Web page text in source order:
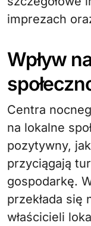
imprezach
Wpływ
Centra
na lokalne
pozytywny,
przyciągają
gospodarkę.
przekłada się
właścicieli